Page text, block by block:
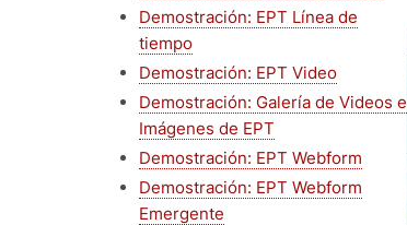
Demostración: EPT Línea de
tiempo
Demostración: EPT Video
Demostración: Galería de Videos e
Imágenes de EPT
Demostración: EPT Webform
Demostración: EPT Webform
Emergente